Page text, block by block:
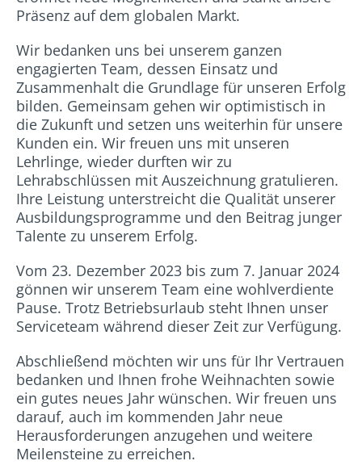
Präsenz auf dem globalen Markt.
Wir bedanken uns bei unserem ganzen
engagierten Team, dessen Einsatz und
Zusammenhalt die Grundlage für unseren Erfolg
bilden. Gemeinsam gehen wir optimistisch in
die Zukunft und setzen uns weiterhin für unsere
Kunden ein. Wir freuen uns mit unseren
Lehrlinge, wieder durften wir zu
Lehrabschlüssen mit Auszeichnung gratulieren.
Ihre Leistung unterstreicht die Qualität unserer
Ausbildungsprogramme und den Beitrag junger
Talente zu unserem Erfolg.
Vom 23. Dezember 2023 bis zum 7. Januar 2024
gönnen wir unserem Team eine wohlverdiente
Pause. Trotz Betriebsurlaub steht Ihnen unser
Serviceteam während dieser Zeit zur Verfügung.
Abschließend möchten wir uns für Ihr Vertrauen
bedanken und Ihnen frohe Weihnachten sowie
ein gutes neues Jahr wünschen. Wir freuen uns
darauf, auch im kommenden Jahr neue
Herausforderungen anzugehen und weitere
Meilensteine zu erreichen.